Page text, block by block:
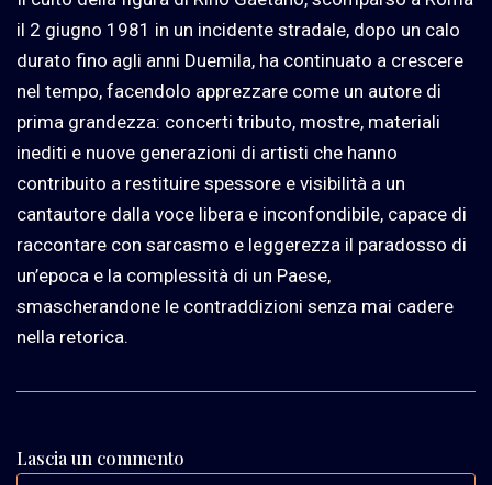
il 2 giugno 1981 in un incidente stradale, dopo un calo
durato fino agli anni Duemila, ha continuato a crescere
nel tempo, facendolo apprezzare come un autore di
prima grandezza: concerti tributo, mostre, materiali
inediti e nuove generazioni di artisti che hanno
contribuito a restituire spessore e visibilità a un
cantautore dalla voce libera e inconfondibile, capace di
raccontare con sarcasmo e leggerezza il paradosso di
un’epoca e la complessità di un Paese,
smascherandone le contraddizioni senza mai cadere
nella retorica.
Lascia un commento